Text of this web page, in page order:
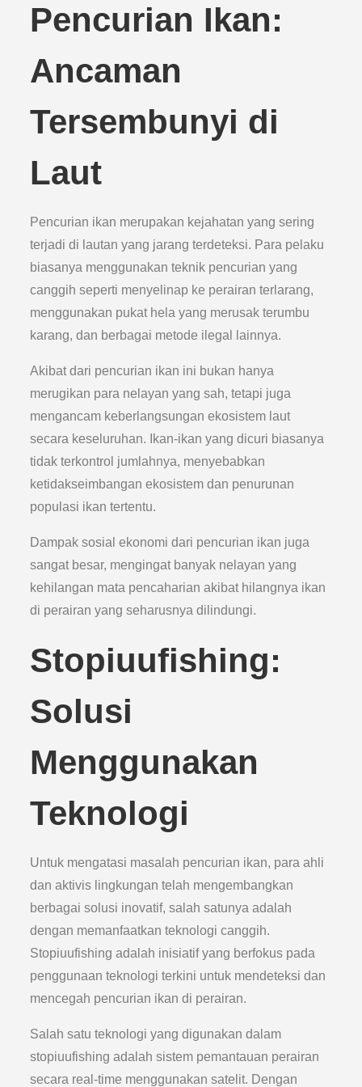
Pencurian Ikan:
Ancaman
Tersembunyi di
Laut
Pencurian ikan merupakan kejahatan yang sering
terjadi di lautan yang jarang terdeteksi. Para pelaku
biasanya menggunakan teknik pencurian yang
canggih seperti menyelinap ke perairan terlarang,
menggunakan pukat hela yang merusak terumbu
karang, dan berbagai metode ilegal lainnya.
Akibat dari pencurian ikan ini bukan hanya
merugikan para nelayan yang sah, tetapi juga
mengancam keberlangsungan ekosistem laut
secara keseluruhan. Ikan-ikan yang dicuri biasanya
tidak terkontrol jumlahnya, menyebabkan
ketidakseimbangan ekosistem dan penurunan
populasi ikan tertentu.
Dampak sosial ekonomi dari pencurian ikan juga
sangat besar, mengingat banyak nelayan yang
kehilangan mata pencaharian akibat hilangnya ikan
di perairan yang seharusnya dilindungi.
Stopiuufishing:
Solusi
Menggunakan
Teknologi
Untuk mengatasi masalah pencurian ikan, para ahli
dan aktivis lingkungan telah mengembangkan
berbagai solusi inovatif, salah satunya adalah
dengan memanfaatkan teknologi canggih.
Stopiuufishing adalah inisiatif yang berfokus pada
penggunaan teknologi terkini untuk mendeteksi dan
mencegah pencurian ikan di perairan.
Salah satu teknologi yang digunakan dalam
stopiuufishing adalah sistem pemantauan perairan
secara real-time menggunakan satelit. Dengan